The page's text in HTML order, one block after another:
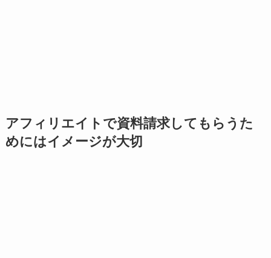
アフィリエイトで資料請求してもらうた
めにはイメージが大切